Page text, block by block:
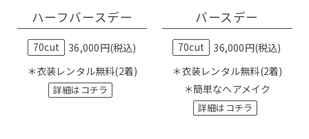
ハーフバースデー
70cut
36,000円(税込)
＊衣装レンタル無料(2着)
詳細はコチラ
バースデー
70cut
36,000円(税込)
＊衣装レンタル無料(2着)
＊簡単なヘアメイク
詳細はコチラ